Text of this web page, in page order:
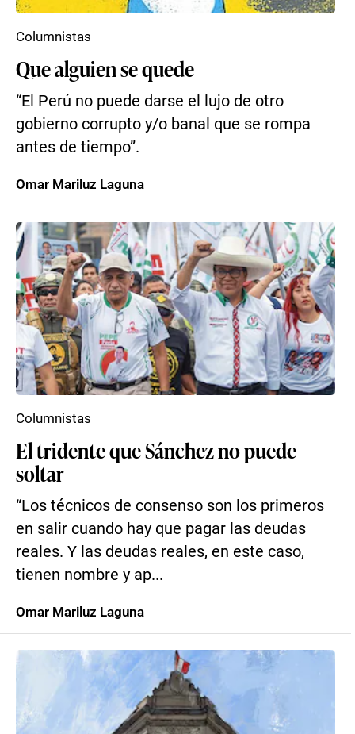
Que alguien se quede
“El Perú no puede darse el lujo de otro
gobierno corrupto y/o banal que se rompa
antes de tiempo”.
Columnistas
Omar Mariluz Laguna
El tridente que Sánchez no puede
soltar
“Los técnicos de consenso son los primeros
en salir cuando hay que pagar las deudas
reales. Y las deudas reales, en este caso,
tienen nombre y ap...
Columnistas
Omar Mariluz Laguna